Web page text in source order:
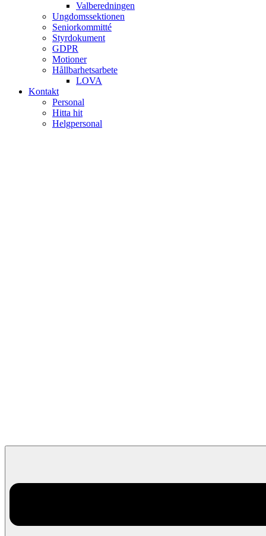
Valberedningen
Ungdomssektionen
Seniorkommitté
Styrdokument
GDPR
Motioner
Hållbarhetsarbete
LOVA
Kontakt
Personal
Hitta hit
Helgpersonal